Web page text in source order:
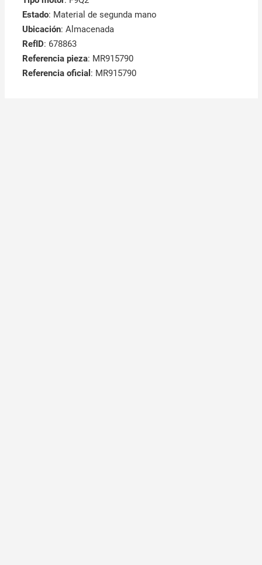
Estado: Material de segunda mano
Ubicación: Almacenada
RefID: 678863
Referencia pieza: MR915790
Referencia oficial : MR915790